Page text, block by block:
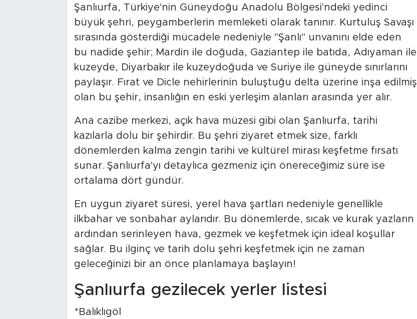
Şanlıurfa, Türkiye'nin Güneydoğu Anadolu Bölgesi'ndeki yedinci
büyük şehri, peygamberlerin memleketi olarak tanınır. Kurtuluş Savaşı
sırasında gösterdiği mücadele nedeniyle "Şanlı" unvanını elde eden
bu nadide şehir; Mardin ile doğuda, Gaziantep ile batıda, Adıyaman ile
kuzeyde, Diyarbakır ile kuzeydoğuda ve Suriye ile güneyde sınırlarını
paylaşır. Fırat ve Dicle nehirlerinin buluştuğu delta üzerine inşa edilmiş
olan bu şehir, insanlığın en eski yerleşim alanları arasında yer alır.
Ana cazibe merkezi, açık hava müzesi gibi olan Şanlıurfa, tarihi
kazılarla dolu bir şehirdir. Bu şehri ziyaret etmek size, farklı
dönemlerden kalma zengin tarihi ve kültürel mirası keşfetme fırsatı
sunar. Şanlıurfa'yı detaylıca gezmeniz için önereceğimiz süre ise
ortalama dört gündür.
En uygun ziyaret süresi, yerel hava şartları nedeniyle genellikle
ilkbahar ve sonbahar aylarıdır. Bu dönemlerde, sıcak ve kurak yazların
ardından serinleyen hava, gezmek ve keşfetmek için ideal koşullar
sağlar. Bu ilginç ve tarih dolu şehri keşfetmek için ne zaman
geleceğinizi bir an önce planlamaya başlayın!
Şanlıurfa gezilecek yerler listesi
*Balıklıgöl